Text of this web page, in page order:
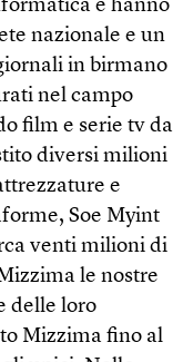
e hanno
nazionale e un
in birmano
nel campo
film e serie tv da
diversi milioni
e
Soe Myint
venti milioni di
le nostre
delle loro
Mizzima fino al